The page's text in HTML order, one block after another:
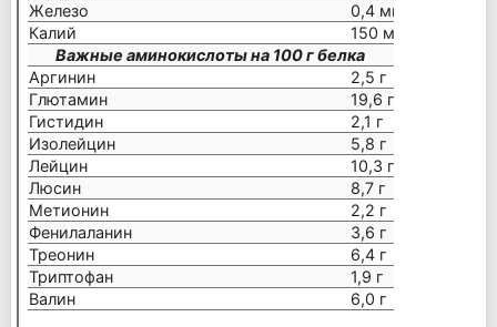
Железо
0,4 мг
Калий
150 мг
Важные аминокислоты на 100 г белка
Аргинин
2,5 г
Глютамин
19,6 г
Гистидин
2,1 г
Изолейцин
5,8 г
Лейцин
10,3 г
Люсин
8,7 г
Метионин
2,2 г
Фенилаланин
З,6 г
Треонин
6,4 г
Триптофан
1,9 г
Валин
6,0 г